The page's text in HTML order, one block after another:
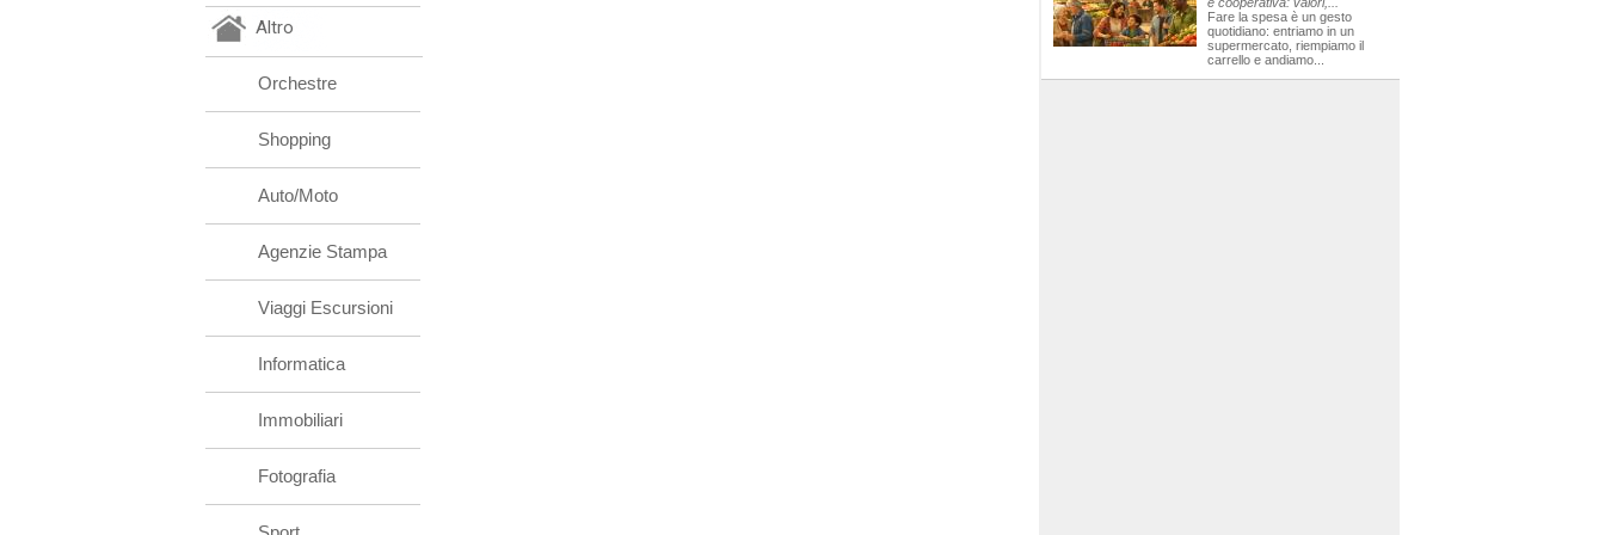
Altro
Orchestre
Shopping
Auto/Moto
Agenzie Stampa
Viaggi Escursioni
Informatica
Immobiliari
Fotografia
Fare la spesa è un gesto
quotidiano: entriamo in un
supermercato, riempiamo il
carrello e andiamo...